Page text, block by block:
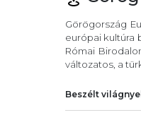
Görögország
európai kultúra
Római
változatos, a
Beszélt